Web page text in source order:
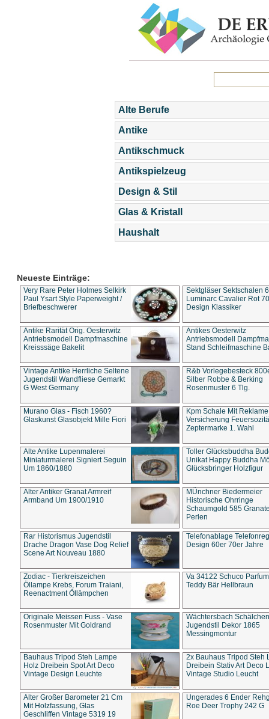
Alte Berufe
Antike
Antikschmuck
Antikspielzeug
Design & Stil
Glas & Kristall
Haushalt
Neueste Einträge:
Very Rare Peter Holmes Selkirk
Paul Ysart Style Paperweight /
Briefbeschwerer
Sektgläser Sektschalen
Luminarc Cavalier Rot
Design Klassiker
Antike Rarität Orig. Oesterwitz
Antriebsmodell Dampfmaschine
Kreisssäge Bakelit
Antikes Oesterwitz
Antriebsmodell
Stand Schleifmaschine
Vintage Antike Herrliche Seltene
Jugendstil Wandfliese Gemarkt
G West Germany
R&b Vorlegebesteck
Silber Robbe & Berking
Rosenmuster 6 Tlg.
Murano Glas - Fisch 1960?
Glaskunst Glasobjekt Mille Fiori
Kpm Schale Mit Reklame
Versicherung
Zeptermarke 1. Wahl
Alte Antike Lupenmalerei
Miniaturmalerei Signiert Seguin
Um 1860/1880
Toller Glücksbuddha
Unikat Happy Buddha
Glücksbringer Holzfigur
Alter Antiker Granat Armreif
Armband Um 1900/1910
MÜnchner Biedermeier
Historische Ohrringe
Schaumgold 585
Perlen
Rar Historismus Jugendstil
Drache Dragon Vase Dog Relief
Scene Art Nouveau 1880
Telefonablage
Design 60er 70er Jahre
Zodiac - Tierkreiszeichen
Öllampe Krebs, Forum Traiani,
Reenactment Öllämpchen
Va 34122 Schuco
Teddy Bär Hellbraun
Originale Meissen Fuss - Vase
Rosenmuster Mit Goldrand
Wächtersbach Schälchen
Jugendstil Dekor 1865
Messingmontur
Bauhaus Tripod Steh Lampe
Holz Dreibein Spot Art Deco
Vintage Design Leuchte
2x Bauhaus Tripod Steh
Dreibein Stativ Art Deco
Vintage Studio Leucht
Alter Großer Barometer 21 Cm
Mit Holzfassung, Glas
Geschliffen Vintage 5319 19
Ungerades 6 Ender
Roe Deer Trophy 242 G